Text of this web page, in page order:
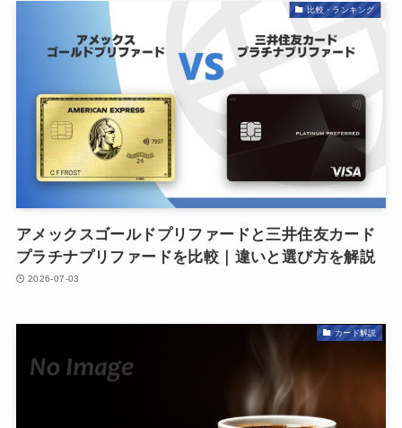
比較・ランキング
アメックスゴールドプリファードと三井住友カード
プラチナプリファードを比較｜違いと選び方を解説
2026-07-03
カード解説